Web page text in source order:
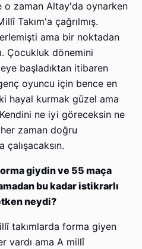
o zaman Altay'da oynarken
Takım'a çağrılmış.
ama bir noktadan
Çocukluk dönemini
başladıktan itibaren
oyuncu için bence en
hayal kurmak güzel ama
ne iyi göreceksin ne
zaman doğru
giydin ve 55 maça
bu kadar istikrarlı
neydi?
takımlarda forma giyen
vardı ama A millî